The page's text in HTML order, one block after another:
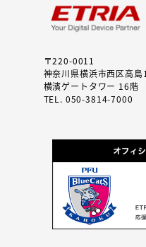
〒220-0011
神奈川県横浜市西区高
横濱ゲートタワー 16階
TEL. 050-3814-7000